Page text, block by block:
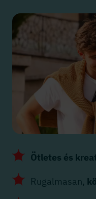
Ötletes és
Rugalmasan,